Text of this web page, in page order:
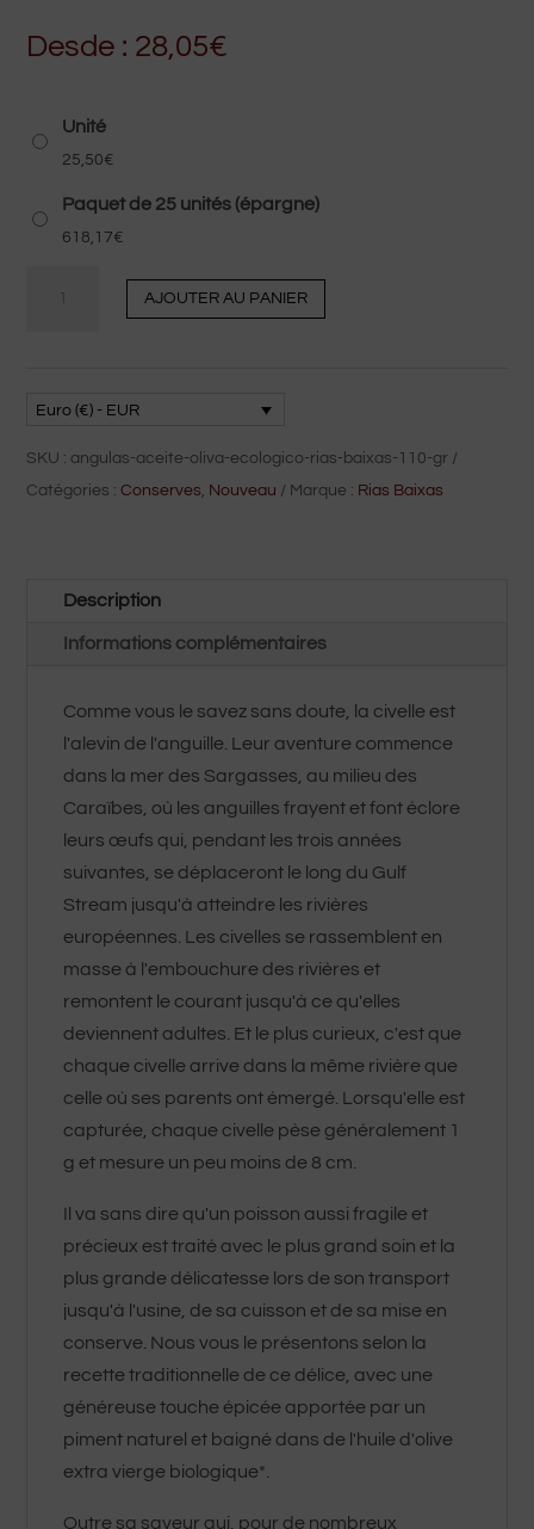
Desde : 28,05€
Unité
25,50€
Paquet de 25 unités (épargne)
618,17€
l'huile
AJOUTER AU PANIER
Euro (€) - EUR
SKU : angulas-aceite-oliva-ecologico-rias-baixas-110-gr
Catégories :Conserves, Nouveau Marque : Rias Baixas
Description
Informations complémentaires
Comme vous le savez sans doute, la civelle est
l'alevin de l'anguille. Leur aventure commence
dans la mer des Sargasses, au milieu des
Caraïbes, où les anguilles frayent et font éclore
leurs œufs qui, pendant les trois années
suivantes, se déplaceront le long du Gulf
Stream jusqu'à atteindre les rivières
européennes. Les civelles se rassemblent en
masse à l'embouchure des rivières et
remontent le courant jusqu'à ce qu'elles
deviennent adultes. Et le plus curieux, c'est que
chaque civelle arrive dans la même rivière que
celle où ses parents ont émergé. Lorsqu'elle est
capturée, chaque civelle pèse généralement 1
g et mesure un peu moins de 8 cm.
Il va sans dire qu'un poisson aussi fragile et
précieux est traité avec le plus grand soin et la
plus grande délicatesse lors de son transport
jusqu'à l'usine, de sa cuisson et de sa mise en
conserve. Nous vous le présentons selon la
recette traditionnelle de ce délice, avec une
généreuse touche épicée apportée par un
piment naturel et baigné dans de l'huile d'olive
extra vierge biologique*.
Outre sa saveur qui, pour de nombreux